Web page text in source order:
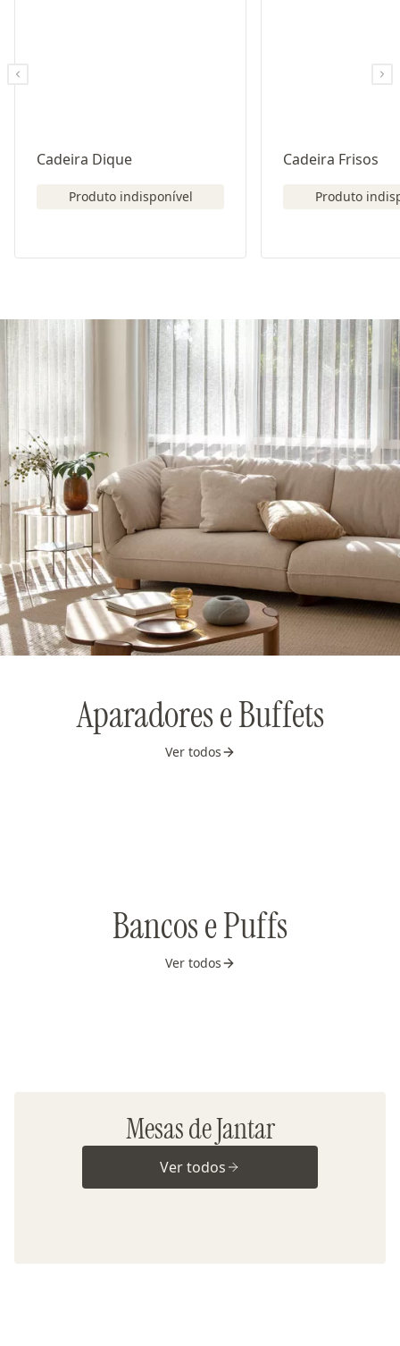
Cadeira Dique
Produto indisponível
Cadeira Frisos
Produto
Aparadores e Buffets
Ver todos
Bancos e Puffs
Ver todos
Mesas de Jantar
Ver todos